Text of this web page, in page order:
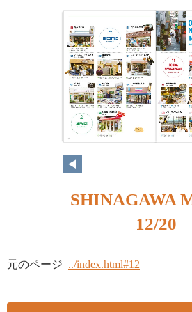
SHINAGAWA
12/20
元のページ ../index.html#12